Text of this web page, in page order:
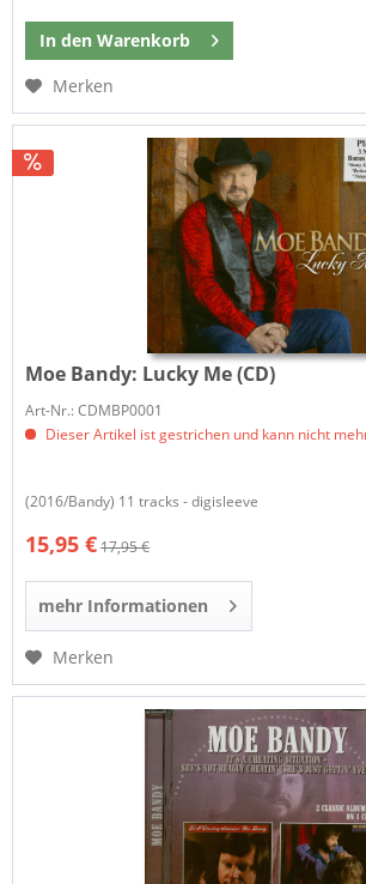
In den Warenkorb
Merken
Moe Bandy: Lucky Me (CD)
Art-Nr.: CDMBP0001
Dieser Artikel ist gestrichen und kann nicht
(2016/Bandy) 11 tracks - digisleeve
15,95 €17,95 €
mehr Informationen
Merken